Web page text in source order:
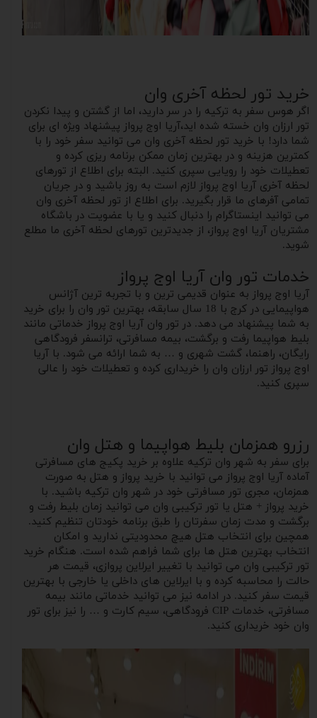
خرید تور لحظه آخری وان
اگر هوس سفر به ترکیه را در سر دارید، اما از گشتن و‌ پیدا نکردن
تور ارزان وان خسته شده اید،آریا اوج پرواز پیشنهاد ویژه ای برای
شما دارد! با خرید تور لحظه آخری وان می توانید سفر خود را با
کمترین هزینه و در بهترین زمان ممکن برنامه ریزی کرده و
تعطیلات خود را رویایی سپری کنید. البته برای اطلاع از تورهای
لحظه آخری آریا اوج پرواز لازم است به روز باشید و در جریان
تمامی آفرهای ما قرار بگیرید. برای اطلاع از تور لحظه آخری وان
می توانید اینستاگرام را دنبال کنید و یا با عضویت در باشگاه
مشتریان آریا اوج پرواز، از جدیدترین تورهای لحظه آخری ما مطلع
شوید.
خدمات تور وان آریا اوج پرواز
آریا اوج پرواز به عنوان قدیمی ترین و با تجربه ترین آژانس
هواپیمایی در کرج با 18 سال سابقه، بهترین تور وان را برای خرید
به شما پیشنهاد می دهد. در تور وان آریا اوج پرواز خدماتی مانند
بلیط هواپیما رفت و برگشت، بیمه مسافرتی، ترانسفر فرودگاهی
رایگان، راهنما، گشت شهری و … به شما ارائه می شود. با آریا
اوج پرواز تور ارزان وان را خریداری کرده و تعطیلات خود را عالی
سپری کنید.
رزرو همزمان بلیط هواپیما و هتل وان
برای سفر به شهر وان ترکیه علاوه بر خرید پکیج های مسافرتی
آماده آریا اوج پرواز می توانید با خرید پرواز و هتل به صورت
همزمان، مجری تور مسافرتی خود در شهر وان ترکیه باشید. با
خرید پرواز + هتل یا تور ترکیبی وان می توانید زمان بلیط رفت و‌
برگشت و‌ مدت زمان سفرتان را طبق برنامه خودتان تنظیم کنید.
همچین برای انتخاب هتل هیچ محدودیتی ندارید و امکان
انتخاب بهترین هتل ها برای شما فراهم شده است. هنگام خرید
تور ترکیبی وان می توانید با تغییر ایرلاین پروازی، قیمت هر
حالت را محاسبه کرده و با ایرلاین های داخلی یا خارجی با بهترین
قیمت سفر کنید. در ادامه نیز می توانید خدماتی مانند بیمه
مسافرتی، خدمات CIP فرودگاهی، سیم کارت و … را نیز برای تور
وان خود خریداری کنید.